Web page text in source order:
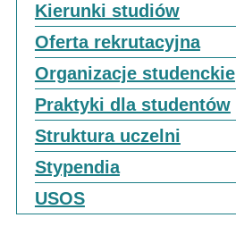
Kierunki studiów
Oferta rekrutacyjna
Organizacje studenckie
Praktyki dla studentów
Struktura uczelni
Stypendia
USOS